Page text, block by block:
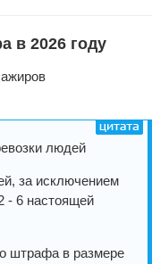
в 2026 году
людей
за исключением
- 6 настоящей
штрафа в размере